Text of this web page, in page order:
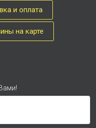
и оплата
на карте